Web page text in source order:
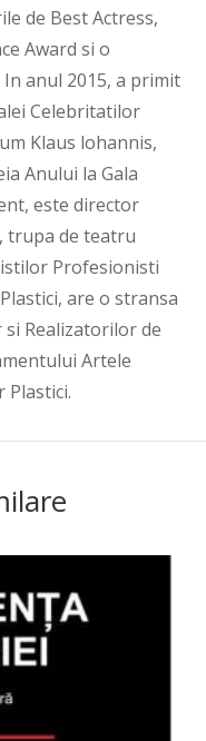
de Best Actress,
Award si o
anul 2015, a primit
Celebritatilor
Klaus lohannis,
Anului la Gala
este director
trupa de teatru
Profesionisti
are o stransa
Realizatorilor de
Artele
Plastici.